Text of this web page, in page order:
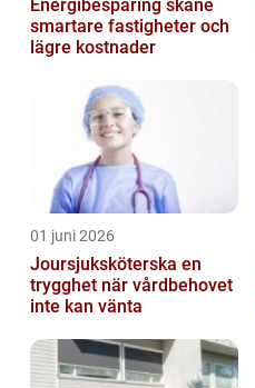
Energibesparing skåne
smartare fastigheter och
lägre kostnader
01 juni 2026
Joursjuksköterska en
trygghet när vårdbehovet
inte kan vänta